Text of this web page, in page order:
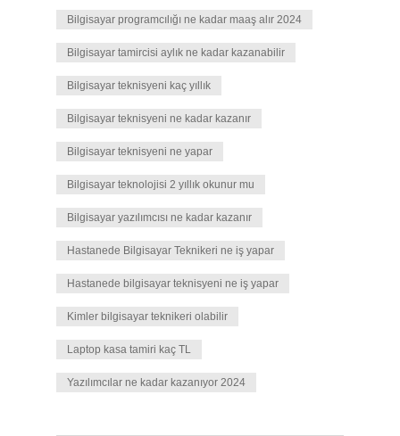
Bilgisayar programcılığı ne kadar maaş alır 2024
Bilgisayar tamircisi aylık ne kadar kazanabilir
Bilgisayar teknisyeni kaç yıllık
Bilgisayar teknisyeni ne kadar kazanır
Bilgisayar teknisyeni ne yapar
Bilgisayar teknolojisi 2 yıllık okunur mu
Bilgisayar yazılımcısı ne kadar kazanır
Hastanede Bilgisayar Teknikeri ne iş yapar
Hastanede bilgisayar teknisyeni ne iş yapar
Kimler bilgisayar teknikeri olabilir
Laptop kasa tamiri kaç TL
Yazılımcılar ne kadar kazanıyor 2024